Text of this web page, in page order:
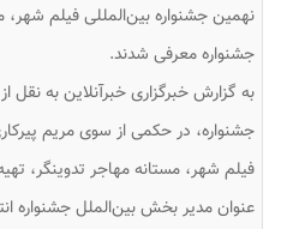
نهمین جشنواره بین‌المللی فیلم
جشنواره معرفی شدند.
به گزارش خبرگزاری خبرآنلاین به نقل
جشنواره، در حکمی از سوی مریم
فیلم شهر، مستانه مهاجر تدوینگر،
عنوان مدیر بخش بین‌الملل جشنواره